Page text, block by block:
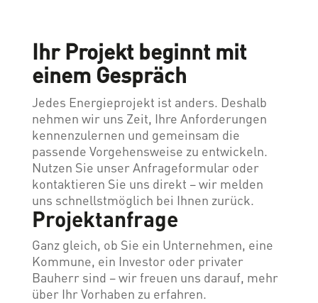
Ihr Projekt beginnt mit
einem Gespräch
Jedes Energieprojekt ist anders. Deshalb
nehmen wir uns Zeit, Ihre Anforderungen
kennenzulernen und gemeinsam die
passende Vorgehensweise zu entwickeln.
Nutzen Sie unser Anfrageformular oder
kontaktieren Sie uns direkt – wir melden
uns schnellstmöglich bei Ihnen zurück.
Projektanfrage
Ganz gleich, ob Sie ein Unternehmen, eine
Kommune, ein Investor oder privater
Bauherr sind – wir freuen uns darauf, mehr
über Ihr Vorhaben zu erfahren.